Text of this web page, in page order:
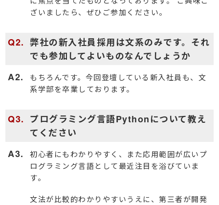
ざいましたら、ぜひご参加ください。
弊社の新入社員採用は文系のみです。それ
でも参加してよいものなんでしょうか
もちろんです。今回登壇している新入社員も、文
系学部を卒業しております。
プログラミング言語Pythonについて教え
てください
初心者にもわかりやすく、また応用範囲が広いプ
ログラミング言語として最近注目を浴びていま
す。
文法が比較的わかりやすいうえに、第三者が開発